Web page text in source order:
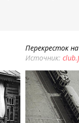
Перекресток
Источник: